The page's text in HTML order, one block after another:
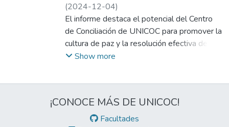
(2024-12-04)
Olano García, Hernán Alejandro
;
Olano García, Hernán Alejandro
El informe destaca el potencial del Centro
de Conciliación de UNICOC para promover la
cultura de paz y la resolución efectiva de
conflictos. La institución puede desempeñar
especialmente en derecho penal y
criminalístico, derecho regional y urbanístico.
• Estrategias específicas para abordar
Show more
¡CONOCE MÁS DE UNICOC!
Facultades